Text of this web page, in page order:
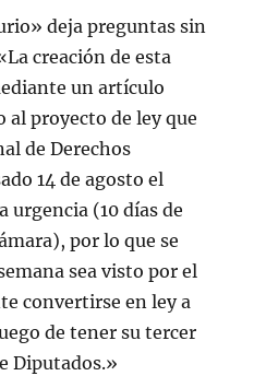
deja preguntas sin
creación de esta
un artículo
proyecto de ley que
de Derechos
14 de agosto el
urgencia (10 días de
por lo que se
sea visto por el
convertirse en ley a
de tener su tercer
Diputados.»